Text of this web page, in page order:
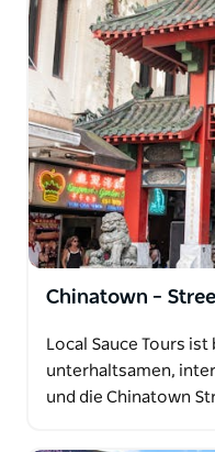
Chinatown –
Local Sauce Tours
unterhaltsamen,
und die Chinatown